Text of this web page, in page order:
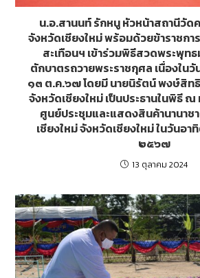
น.อ.สานนท์ รักหนู หัวหน้าสถานีวัด
จังหวัดเชียงใหม่ พร้อมด้วยข้าราชก
สะเทือนฯ เข้าร่วมพิธีสวดพระพุท
ตักบาตรถวายพระราชกุศล เนื่องใน
๑๓ ต.ค.๖๗ โดยมี นายนิรัตน์ พงษ์สิทธิ
จังหวัดเชียงใหม่ เป็นประธานในพิธี
ศูนย์ประชุมและแสดงสินค้านานาช
เชียงใหม่ จังหวัดเชียงใหม่ ในวันอ
๒๕๖๗
13 ตุลาคม 2024